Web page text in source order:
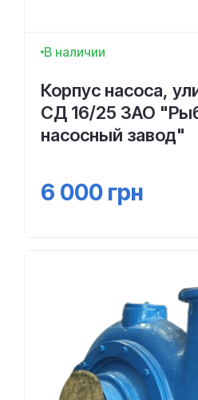
В наличии
Корпус насоса,
СД 16/25 ЗАО
насосный завод"
6 000 грн